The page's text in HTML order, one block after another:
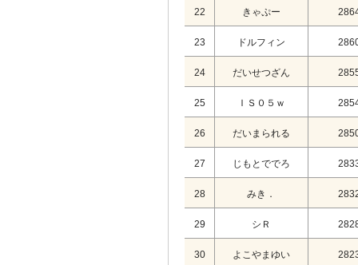
22 きゃぷー
23 ドルフィン
24 だいせつざん
25 ＩＳ０５ｗ
26 だいまられる
27 じもとででろ
28 みき．
29 シＲ
30 よこやまゆい